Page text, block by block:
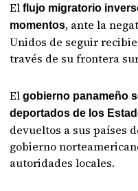
Elflujo migratorio
momentos, ante la
Unidos de seguir
través de su frontera
Elgobierno panameño
deportados de los
devueltos a sus países
gobierno
autoridades locales.